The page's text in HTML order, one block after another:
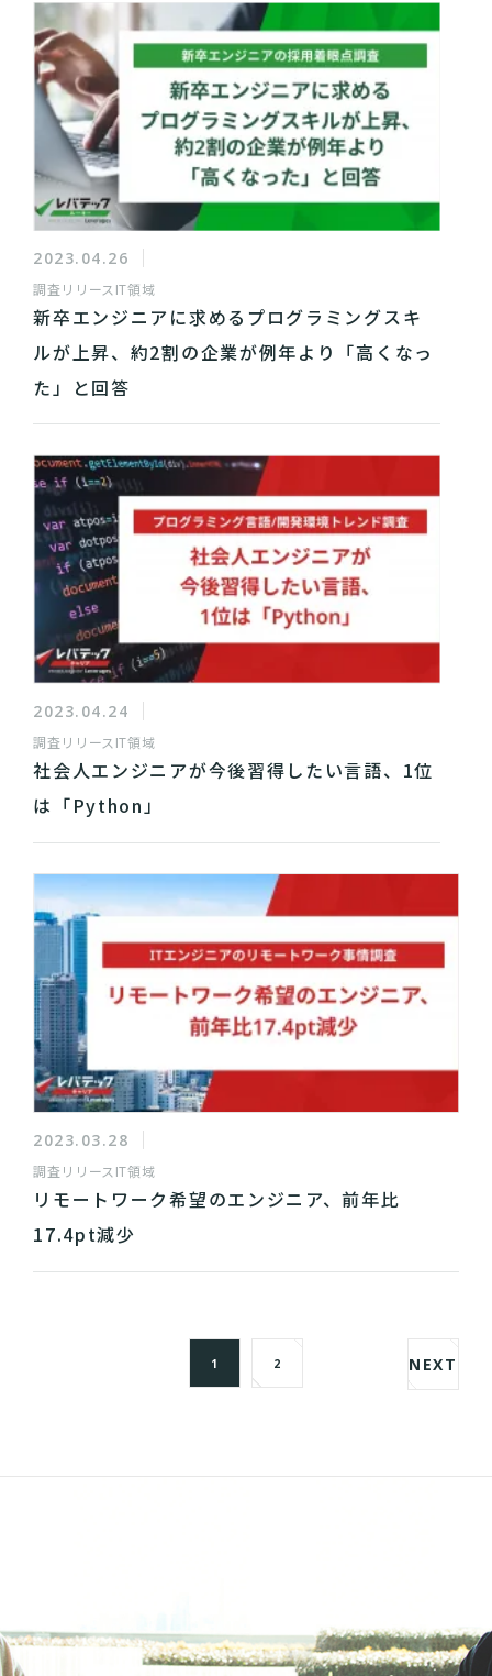
2023.04.26
調査リリース IT領域
新卒エンジニアに求めるプログラミングスキ
ルが上昇、約2割の企業が例年より「高くなっ
た」と回答
2023.04.24
調査リリース IT領域
社会人エンジニアが今後習得したい言語、1位
は「Python」
2023.03.28
調査リリース IT領域
リモートワーク希望のエンジニア、前年比
17.4pt減少
1 2 NEXT